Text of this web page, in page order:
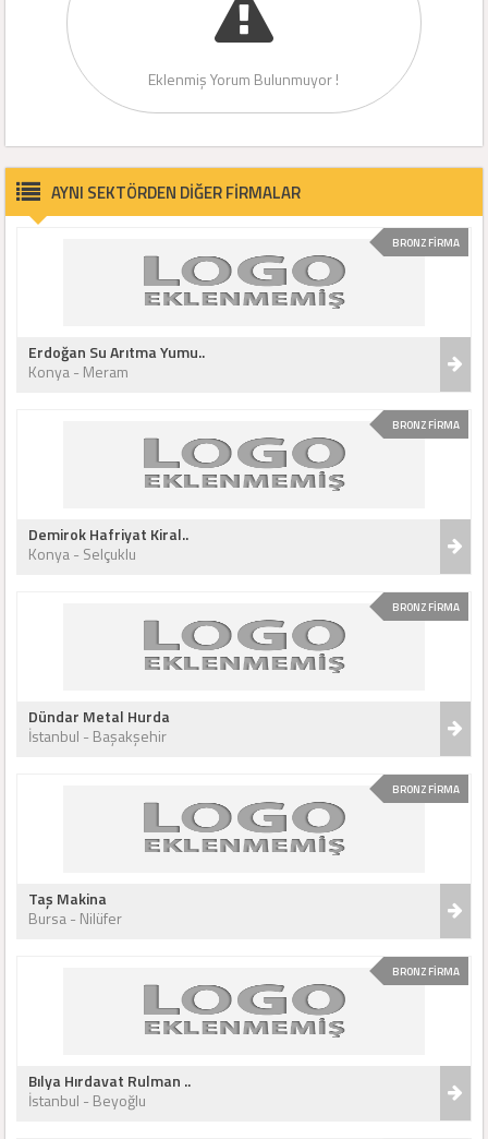
Eklenmiş Yorum Bulunmuyor !
AYNI SEKTÖRDEN DİĞER FİRMALAR
BRONZ FİRMA
Erdoğan Su Arıtma Yumu..
Konya - Meram
BRONZ FİRMA
Demirok Hafriyat Kiral..
Konya - Selçuklu
BRONZ FİRMA
Dündar Metal Hurda
İstanbul - Başakşehir
BRONZ FİRMA
Taş Makina
Bursa - Nilüfer
BRONZ FİRMA
Bılya Hırdavat Rulman ..
İstanbul - Beyoğlu